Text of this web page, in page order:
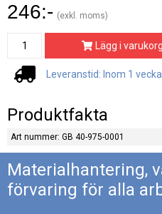
246:- (exkl. moms)
Lägg i varukorg
Leveranstid: Inom 1 vecka
Produktfakta
Art nummer: GB 40-975-0001
Materialhantering,
förvaring för alla